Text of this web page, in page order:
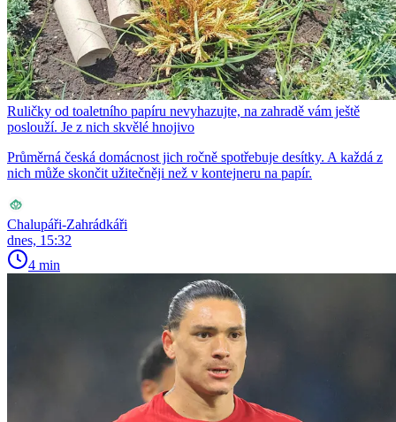
Ruličky od toaletního papíru nevyhazujte, na zahradě vám ještě
poslouží. Je z nich skvělé hnojivo
Průměrná česká domácnost jich ročně spotřebuje desítky. A každá z
nich může skončit užitečněji než v kontejneru na papír.
Chalupáři-Zahrádkáři
dnes, 15:32
4 min